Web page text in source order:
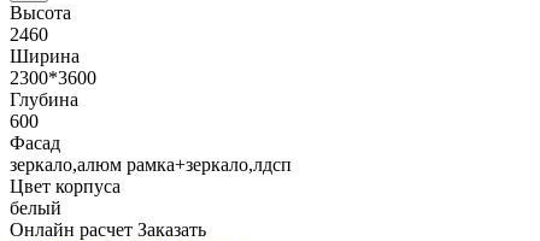
Высота
2460
Ширина
2300*3600
Глубина
600
Фасад
зеркало,алюм рамка+зеркало,лдсп
Цвет корпуса
белый
Онлайн расчет Заказать